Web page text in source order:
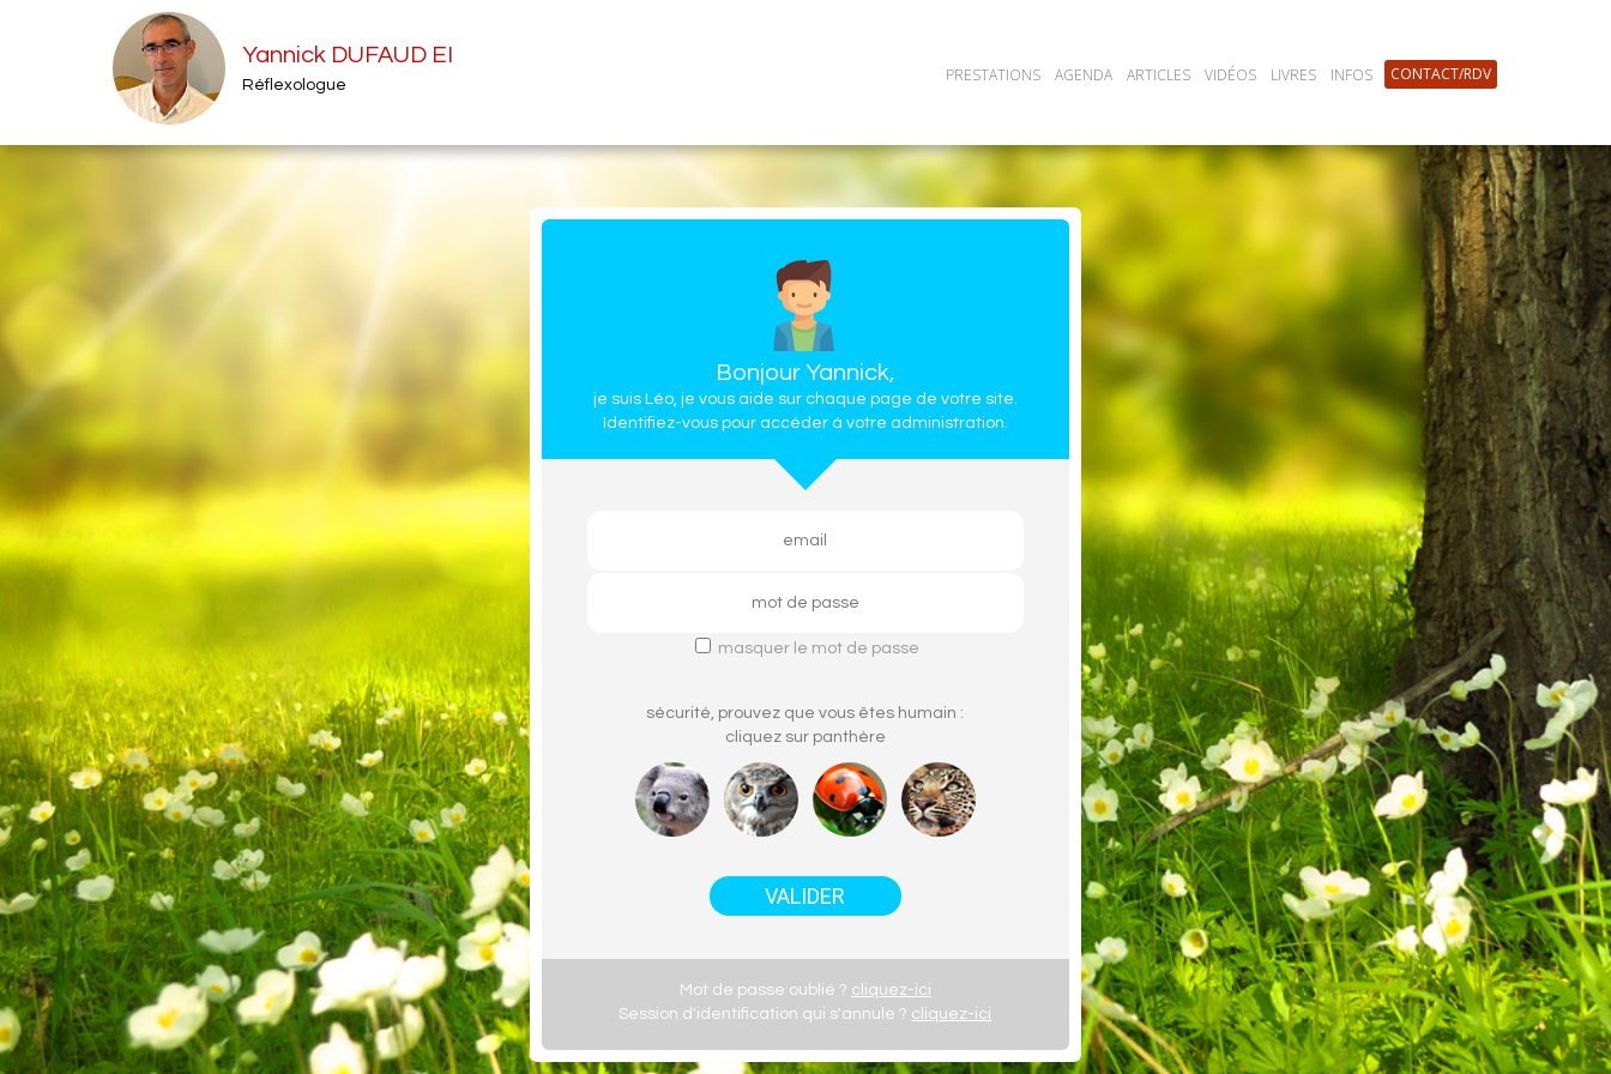
Yannick DUFAUD EI
Réflexologue PRESTATIONS AGENDA ARTICLES VIDÉOS LIVRES INFOS CONTACT/RDV
Bonjour Yannick,
je suis Léo, je vous aide sur chaque page de votre site.
Identifiez-vous pour accéder à votre administration.
masquer le mot de passe
sécurité, prouvez que vous êtes humain :
cliquez sur panthère
Mot de passe oublié ? cliquez-ici
Session d'identification qui s'annule ? cliquez-ici